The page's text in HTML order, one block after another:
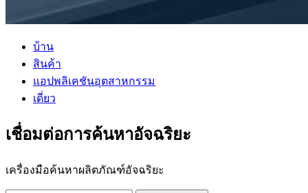
บ้าน
สินค้า
แอปพลิเคชันอุตสาหกรรม
เดี่ยว
เชื่อมต่อการค้นหาอัจฉริยะ
เครื่องมือค้นหาผลิตภัณฑ์อัจฉริยะ